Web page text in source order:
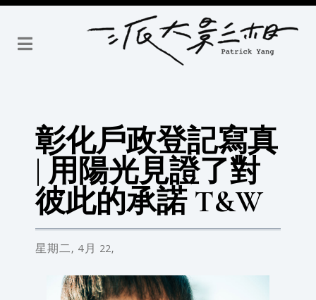
彰化戶政登記寫真
| 用陽光見證了對
彼此的承諾 T&W
星期二, 4月 22,